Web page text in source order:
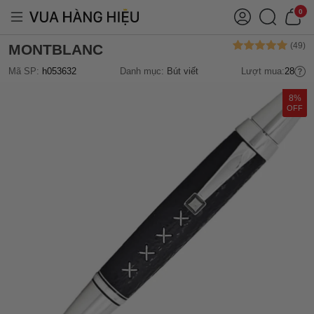
0
MONTBLANC
Mã SP: h053632 Danh mục: Bút viết Lượt mua:28
8%
OFF